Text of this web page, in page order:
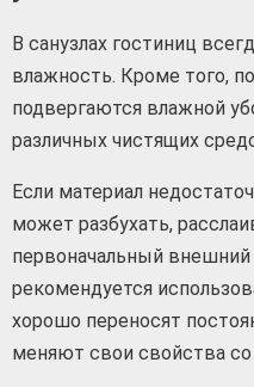
В санузлах гостиниц
влажность. Кроме того,
подвергаются влажной
различных чистящих
Если материал
может разбухать,
первоначальный
рекомендуется
хорошо переносят
меняют свои свойства